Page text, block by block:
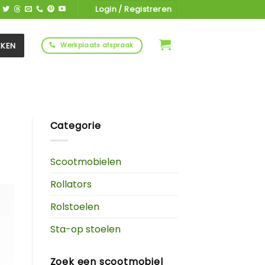
Login / Registreren
Werkplaats afspraak
Categorie
Scootmobielen
Rollators
Rolstoelen
Sta-op stoelen
Zoek een scootmobiel